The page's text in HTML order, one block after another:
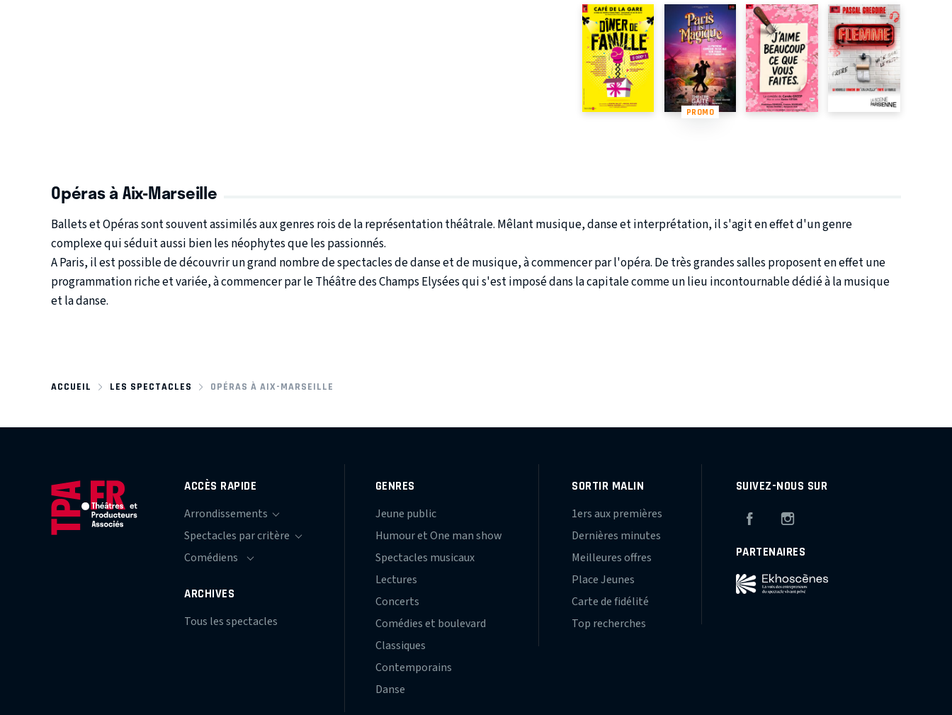
PROMO
Opéras à Aix-Marseille
Ballets et Opéras sont souvent assimilés aux genres rois de la représentation théâtrale. Mêlant musique, danse et interprétation, il s'agit en effet d'un genre
complexe qui séduit aussi bien les néophytes que les passionnés.
A Paris, il est possible de découvrir un grand nombre de spectacles de danse et de musique, à commencer par l'opéra. De très grandes salles proposent en effet une
programmation riche et variée, à commencer par le Théâtre des Champs Elysées qui s'est imposé dans la capitale comme un lieu incontournable dédié à la musique
et la danse.
ACCUEIL LES SPECTACLES OPÉRAS À AIX-MARSEILLE
ACCÈS RAPIDE
ARCHIVES
Tous les spectacles
GENRES
Jeune public
Humour et One man show
Spectacles musicaux
Lectures
Concerts
Comédies et boulevard
Classiques
Contemporains
Danse
SORTIR MALIN
1ers aux premières
Dernières minutes
Meilleures offres
Place Jeunes
Carte de fidélité
Top recherches
SUIVEZ-NOUS SUR
Facebook
PARTENAIRES